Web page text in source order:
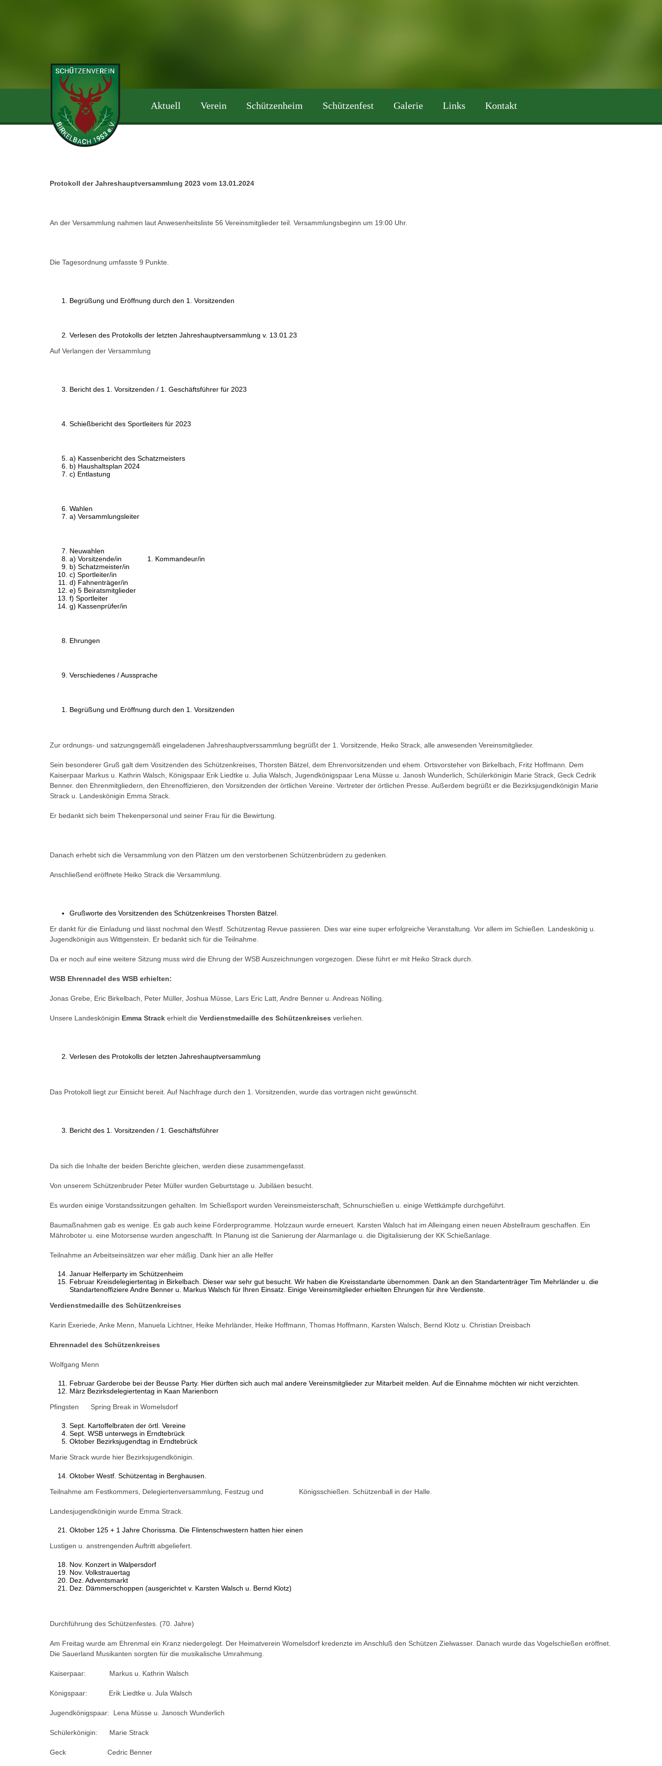
Aktuell Verein Schützenheim Schützenfest Galerie Links Kontakt
Protokoll der Jahreshauptversammlung 2023 vom 13.01.2024
An der Versammlung nahmen laut Anwesenheitsliste 56 Vereinsmitglieder teil. Versammlungsbeginn um 19:00 Uhr.
Die Tagesordnung umfasste 9 Punkte.
Begrüßung und Eröffnung durch den 1. Vorsitzenden
Verlesen des Protokolls der letzten Jahreshauptversammlung v. 13.01.23
Auf Verlangen der Versammlung
Bericht des 1. Vorsitzenden / 1. Geschäftsführer für 2023
Schießbericht des Sportleiters für 2023
a) Kassenbericht des Schatzmeisters
b) Haushaltsplan 2024
c) Entlastung
Wahlen
a) Versammlungsleiter
Neuwahlen
a) Vorsitzende/in 1. Kommandeur/in
b) Schatzmeister/in
c) Sportleiter/in
d) Fahnenträger/in
e) 5 Beiratsmitglieder
f) Sportleiter
g) Kassenprüfer/in
Ehrungen
Verschiedenes / Aussprache
Begrüßung und Eröffnung durch den 1. Vorsitzenden
Zur ordnungs- und satzungsgemäß eingeladenen Jahreshauptverssammlung begrüßt der 1. Vorsitzende, Heiko Strack, alle anwesenden Vereinsmitglieder.
Sein besonderer Gruß galt dem Vositzenden des Schützenkreises, Thorsten Bätzel, dem Ehrenvorsitzenden und ehem. Ortsvorsteher von Birkelbach, Fritz Hoffmann. Dem
Kaiserpaar Markus u. Kathrin Walsch, Königspaar Erik Liedtke u. Julia Walsch, Jugendkönigspaar Lena Müsse u. Janosh Wunderlich, Schülerkönigin Marie Strack, Geck Cedrik
Benner. den Ehrenmitgliedern, den Ehrenoffizieren, den Vorsitzenden der örtlichen Vereine. Vertreter der örtlichen Presse. Außerdem begrüßt er die Bezirksjugendkönigin Marie
Strack u. Landeskönigin Emma Strack.
Er bedankt sich beim Thekenpersonal und seiner Frau für die Bewirtung.
Danach erhebt sich die Versammlung von den Plätzen um den verstorbenen Schützenbrüdern zu gedenken.
Anschließend eröffnete Heiko Strack die Versammlung.
Grußworte des Vorsitzenden des Schützenkreises Thorsten Bätzel.
Er dankt für die Einladung und lässt nochmal den Westf. Schützentag Revue passieren. Dies war eine super erfolgreiche Veranstaltung. Vor allem im Schießen. Landeskönig u.
Jugendkönigin aus Wittgenstein. Er bedankt sich für die Teilnahme.
Da er noch auf eine weitere Sitzung muss wird die Ehrung der WSB Auszeichnungen vorgezogen. Diese führt er mit Heiko Strack durch.
WSB Ehrennadel des WSB erhielten:
Jonas Grebe, Eric Birkelbach, Peter Müller, Joshua Müsse, Lars Eric Latt, Andre Benner u. Andreas Nölling.
Unsere Landeskönigin Emma Strackerhielt die Verdienstmedaille des Schützenkreises verliehen.
Verlesen des Protokolls der letzten Jahreshauptversammlung
Das Protokoll liegt zur Einsicht bereit. Auf Nachfrage durch den 1. Vorsitzenden, wurde das vortragen nicht gewünscht.
Bericht des 1. Vorsitzenden / 1. Geschäftsführer
Da sich die Inhalte der beiden Berichte gleichen, werden diese zusammengefasst.
Von unserem Schützenbruder Peter Müller wurden Geburtstage u. Jubiläen besucht.
Es wurden einige Vorstandssitzungen gehalten. Im Schießsport wurden Vereinsmeisterschaft, Schnurschießen u. einige Wettkämpfe durchgeführt.
Baumaßnahmen gab es wenige. Es gab auch keine Förderprogramme. Holzzaun wurde erneuert. Karsten Walsch hat im Alleingang einen neuen Abstellraum geschaffen. Ein
Mähroboter u. eine Motorsense wurden angeschafft. In Planung ist die Sanierung der Alarmanlage u. die Digitalisierung der KK Schießanlage.
Teilnahme an Arbeitseinsätzen war eher mäßig. Dank hier an alle Helfer
Januar Helferparty im Schützenheim
Februar Kreisdelegiertentag in Birkelbach. Dieser war sehr gut besucht. Wir haben die Kreisstandarte übernommen. Dank an den Standartenträger Tim Mehrländer u. die
Standartenoffiziere Andre Benner u. Markus Walsch für Ihren Einsatz. Einige Vereinsmitglieder erhielten Ehrungen für ihre Verdienste.
Verdienstmedaille des Schützenkreises
Karin Exeriede, Anke Menn, Manuela Lichtner, Heike Mehrländer, Heike Hoffmann, Thomas Hoffmann, Karsten Walsch, Bernd Klotz u. Christian Dreisbach
Ehrennadel des Schützenkreises
Wolfgang Menn
Februar Garderobe bei der Beusse Party. Hier dürften sich auch mal andere Vereinsmitglieder zur Mitarbeit melden. Auf die Einnahme möchten wir nicht verzichten.
März Bezirksdelegiertentag in Kaan Marienborn
Pfingsten Spring Break in Womelsdorf
Sept. Kartoffelbraten der örtl. Vereine
Sept. WSB unterwegs in Erndtebrück
Oktober Bezirksjugendtag in Erndtebrück
Marie Strack wurde hier Bezirksjugendkönigin.
Oktober Westf. Schützentag in Berghausen.
Teilnahme am Festkommers, Delegiertenversammlung, Festzug und Königsschießen. Schützenball in der Halle.
Landesjugendkönigin wurde Emma Strack.
Oktober 125 + 1 Jahre Chorissma. Die Flintenschwestern hatten hier einen
Lustigen u. anstrengenden Auftritt abgeliefert.
Nov. Konzert in Walpersdorf
Nov. Volkstrauertag
Dez. Adventsmarkt
Dez. Dämmerschoppen (ausgerichtet v. Karsten Walsch u. Bernd Klotz)
Durchführung des Schützenfestes. (70. Jahre)
Am Freitag wurde am Ehrenmal ein Kranz niedergelegt. Der Heimatverein Womelsdorf kredenzte im Anschluß den Schützen Zielwasser. Danach wurde das Vogelschießen eröffnet.
Die Sauerland Musikanten sorgten für die musikalische Umrahmung.
Kaiserpaar: Markus u. Kathrin Walsch
Königspaar: Erik Liedtke u. Jula Walsch
Jugendkönigspaar: Lena Müsse u. Janosch Wunderlich
Schülerkönigin: Marie Strack
Geck Cedric Benner